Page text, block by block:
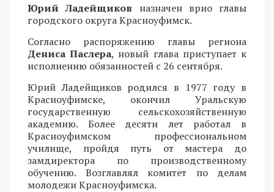
Юрий Ладейщиков назначен врио главы
городского округа Красноуфимск.
Согласно распоряжению главы региона
Дениса Паслера, новый глава приступает к
исполнению обязанностей с 26 сентября.
Юрий Ладейщиков родился в 1977 году в
Красноуфимске, окончил Уральскую
государственную сельскохозяйственную
академию. Более десяти лет работал в
Красноуфимском профессиональном
училище, пройдя путь от мастера до
замдиректора по производственному
обучению. Возглавлял комитет по делам
молодежи Красноуфимска.